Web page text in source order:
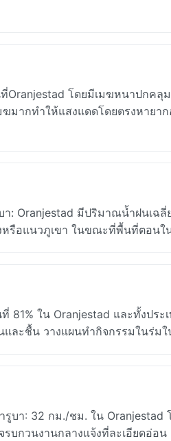
Oranjestad โดยมีเมฆหนาปกค
มากทำให้แสงแดดโดยตรงหายา
: Oranjestad มีปริมาณน้ำฝนเฉ
หรือแนวภูเขา ในขณะที่พื้นที่ตอนใ
ใน Oranjestad และทั้งปร
ละชื้น วางแผนทำกิจกรรมในร่ม
บา: 32 กม./ชม. ใน Oranjestad
บกวนงานกลางแจ้งที่ละเอียดอ่อน